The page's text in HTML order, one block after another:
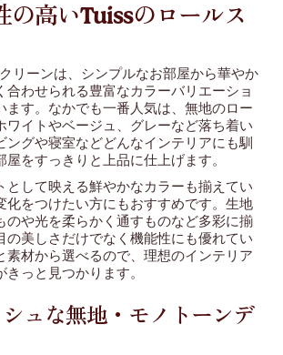
の高いTuissのロールス
リーンは、シンプルなお部屋から華やか
合わせられる豊富なカラーバリエーショ
ます。なかでも一番人気は、無地のロー
ワイトやベージュ、グレーなど落ち着い
ングや寝室などどんなインテリアにも馴
をすっきりと上品に仕上げます。
として映える鮮やかなカラーも揃えてい
化をつけたい方にもおすすめです。生地
のや光を柔らかく通すものなど多彩に揃
の美しさだけでなく機能性にも優れてい
素材から選べるので、理想のインテリア
っと見つかります。
ュな無地・モノトーンデ